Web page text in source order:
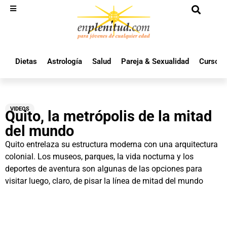
Dietas Astrología Salud Pareja & Sexualidad Cursos
VIDEOS
Quito, la metrópolis de la mitad
del mundo
Quito entrelaza su estructura moderna con una arquitectura
colonial. Los museos, parques, la vida nocturna y los
deportes de aventura son algunas de las opciones para
visitar luego, claro, de pisar la línea de mitad del mundo